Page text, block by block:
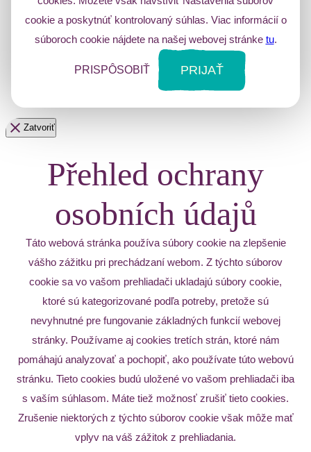
cookie a poskytnúť kontrolovaný súhlas. Viac informácií o
súboroch cookie nájdete na našej webovej stránke tu.
PRISPÔSOBIŤ PRIJAŤ
Zatvoriť
Přehled ochrany
osobních údajů
Táto webová stránka používa súbory cookie na zlepšenie
vášho zážitku pri prechádzaní webom. Z týchto súborov
cookie sa vo vašom prehliadači ukladajú súbory cookie,
ktoré sú kategorizované podľa potreby, pretože sú
nevyhnutné pre fungovanie základných funkcií webovej
stránky. Používame aj cookies tretích strán, ktoré nám
pomáhajú analyzovať a pochopiť, ako používate túto webovú
stránku. Tieto cookies budú uložené vo vašom prehliadači iba
s vaším súhlasom. Máte tiež možnosť zrušiť tieto cookies.
Zrušenie niektorých z týchto súborov cookie však môže mať
vplyv na váš zážitok z prehliadania.